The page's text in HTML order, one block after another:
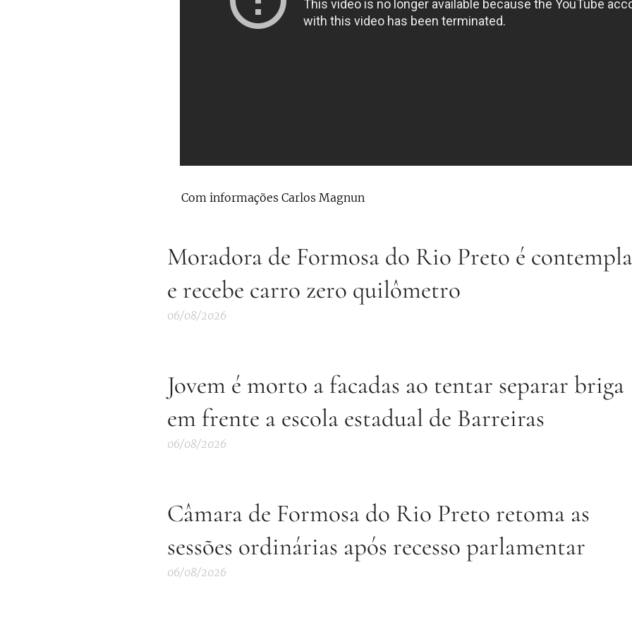
Com informações Carlos Magnun
Moradora de Formosa do Rio Preto é
e recebe carro zero quilômetro
06/08/2026
Jovem é morto a facadas ao tentar separar briga
em frente a escola estadual de Barreiras
06/08/2026
Câmara de Formosa do Rio Preto retoma as
sessões ordinárias após recesso parlamentar
06/08/2026